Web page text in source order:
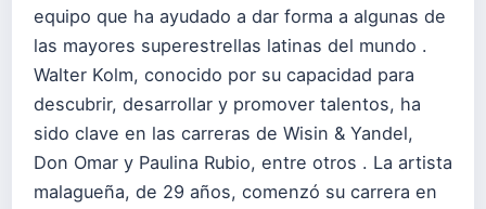
equipo que ha ayudado a dar forma a algunas de
las mayores superestrellas latinas del mundo .
Walter Kolm, conocido por su capacidad para
descubrir, desarrollar y promover talentos, ha
sido clave en las carreras de Wisin & Yandel,
Don Omar y Paulina Rubio, entre otros . La artista
malagueña, de 29 años, comenzó su carrera en